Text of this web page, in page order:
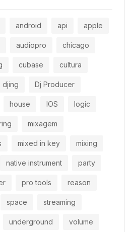
android api apple
audiopro chicago
cubase cultura
djing Dj Producer
house IOS logic
mixagem
mixed in key mixing
native instrument party
pro tools reason
space streaming
underground volume